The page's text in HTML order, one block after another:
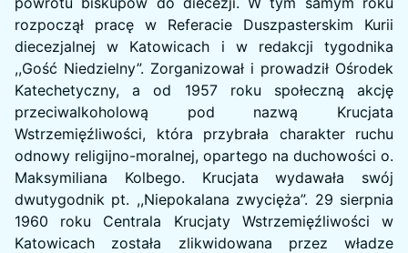
rozpoczął pracę w Referacie Duszpasterskim Kurii
diecezjalnej w Katowicach i w redakcji tygodnika
,,Gość Niedzielny”. Zorganizował i prowadził Ośrodek
Katechetyczny, a od 1957 roku społeczną akcję
przeciwalkoholową pod nazwą Krucjata
Wstrzemięźliwości, która przybrała charakter ruchu
odnowy religijno-moralnej, opartego na duchowości o.
Maksymiliana Kolbego. Krucjata wydawała swój
dwutygodnik pt. ,,Niepokalana zwycięża”. 29 sierpnia
1960 roku Centrala Krucjaty Wstrzemięźliwości w
Katowicach została zlikwidowana przez władze